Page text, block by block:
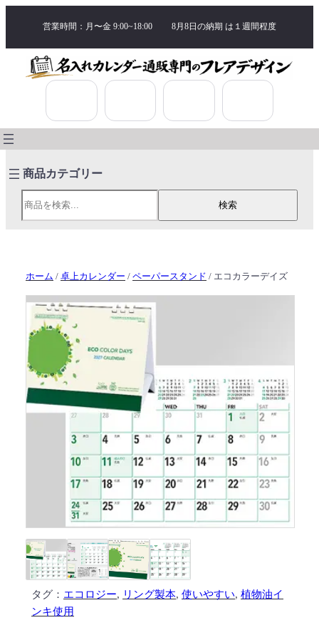
営業時間：月〜金 9:00~18:00 8月8日の納期 は １週間程度
検索
検索
ホーム / 卓上カレンダー / ペーパースタンド / エコカラーデイズ
タグ： エコロジー, リング製本, 使いやすい, 植物油イ
ンキ使用